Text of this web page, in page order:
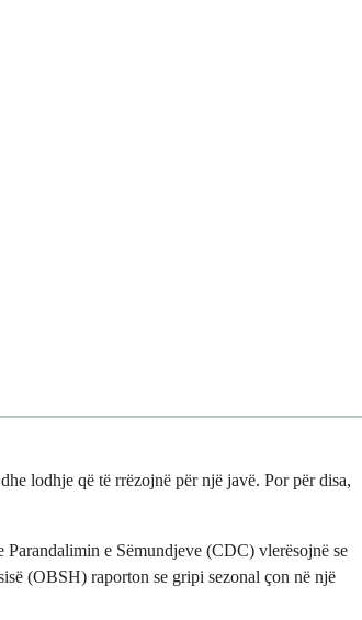
lodhje që të rrëzojnë për një javë. Por për disa,
e Sëmundjeve (CDC) vlerësojnë se
(OBSH) raporton se gripi sezonal çon në një